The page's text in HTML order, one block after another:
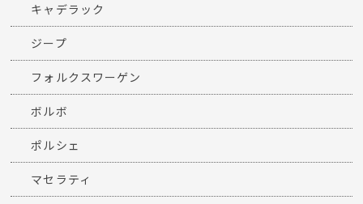
キャデラック
ジープ
フォルクスワーゲン
ボルボ
ポルシェ
マセラティ